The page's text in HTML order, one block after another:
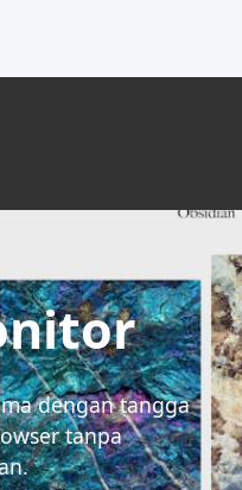
dengan tangga
tanpa